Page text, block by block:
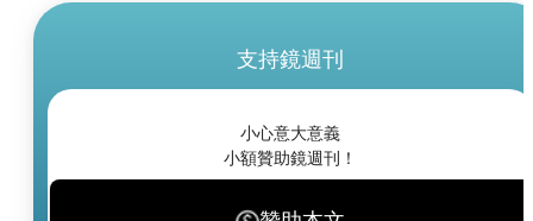
支持鏡週刊
小心意大意義
小額贊助鏡週刊！